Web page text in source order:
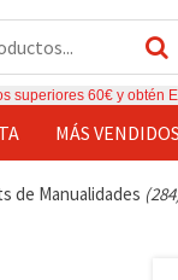
superiores 60€ y obtén
MÁS VENDIDOS
de Manualidades